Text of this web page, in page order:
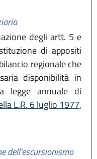
degli artt. 5 e
di appositi
regionale che
disponibilità in
legge annuale di
L.R. 6 luglio 1977,
dell'escursionismo